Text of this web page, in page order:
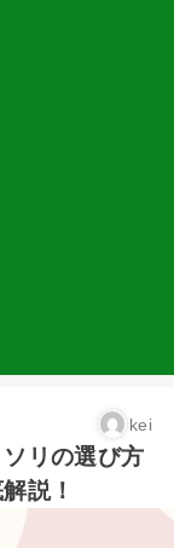
kei
リの選び方
説！